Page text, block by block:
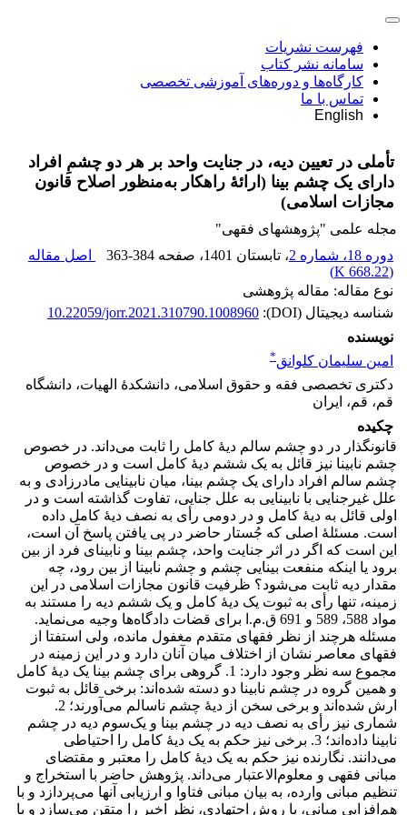
فهرست نشریات
سامانه نشر کتاب
کارگاه‌ها و دوره‌های آموزشی تخصصی
تماس با ما
English
تأملی در تعیین دیه، در جنایت واحد بر هر دو چشمِ افراد
دارای یک چشم بینا (ارائۀ راهکار به‌منظور اصلاح قانون
مجازات اسلامی)
مجله علمی "پژوهشهای فقهی"
دوره 18، شماره 2
، تابستان 1401 ، صفحه 363-384
اصل مقاله
(
668.22 K
)
نوع مقاله: مقاله پژوهشی
شناسه دیجیتال (DOI):
10.22059/jorr.2021.310790.1008960
نویسنده
امین سلیمان کلوانق*
دکتری تخصصی فقه و حقوق اسلامی، دانشکدۀ الهیات، دانشگاه
قم، قم، ایران
چکیده
قانونگذار در دو چشم سالم دیۀ کامل را ثابت می‌داند. در خصوص
چشم نابینا نیز قائل به یک ششم دیۀ کامل است و در خصوص
چشم سالم افراد دارای یک چشم بینا، میان نابینایی مادرزادی و به
علل غیرجنایی با نابینایی به علل جنایی، تفاوت گذاشته است و در
اولی قائل به دیۀ کامل و در دومی رأی به نصف دیۀ کامل داده
است. مسئلۀ اصلی که جُستار حاضر در پی یافتن پاسخ آن است،
این است که اگر در اثر جنایت واحد، چشم بینا و نابینای فرد از بین
برود یا اینکه منفعت بینایی چشم و چشم نابینا از بین رود، چه
مقدار دیه ثابت می‌شود؟ ظرفیت قانون مجازات اسلامی در این
زمینه، تنها رأی به ثبوت یک دیۀ کامل و یک ششم دیه را مستند به
مواد 588، 589 و 691 ق.م.ا برای قضات دادگاه‌ها وجیه می‌نماید.
مسئله هرچند از نظر فقهای متقدم مغفول مانده، ولی استفتا از
فقهای معاصر نشان از اختلاف میان آنان دارد و در این زمینه در
مجموع سه نظر وجود دارد: 1. گروهی برای چشم بینا یک دیۀ کامل
و همین گروه در چشم نابینا دو دسته شده‌اند: برخی قائل به ثبوت
ارش شده‌اند و برخی سخن از دیۀ چشم ناسالم می‌آورند؛ 2.
شماری نیز رأی به نصف دیه در چشم بینا و یک‌سوم دیه در چشم
نابینا داده‌اند؛ 3. برخی نیز حکم به یک دیۀ کامل را احتیاطی
می‌دانند. نگارنده نیز حکم به یک دیۀ کامل را معتبر و مقتضای
مبانی فقهی و معلوم‌الاعتبار می‌داند. پژوهش حاضر با استخراج و
تنظیم مبانی وارده، به بیان مبانی فتاوا و ارزیابی آنها می‌پردازد و با
هم‌افزایی مبانی، با روش اجتهادی، نظر اخیر را متقن می‌سازد و با